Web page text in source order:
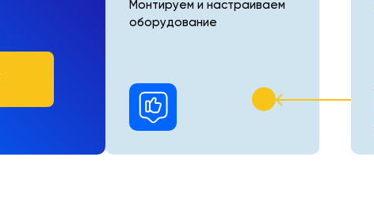
Монтируем и настраиваем
оборудование